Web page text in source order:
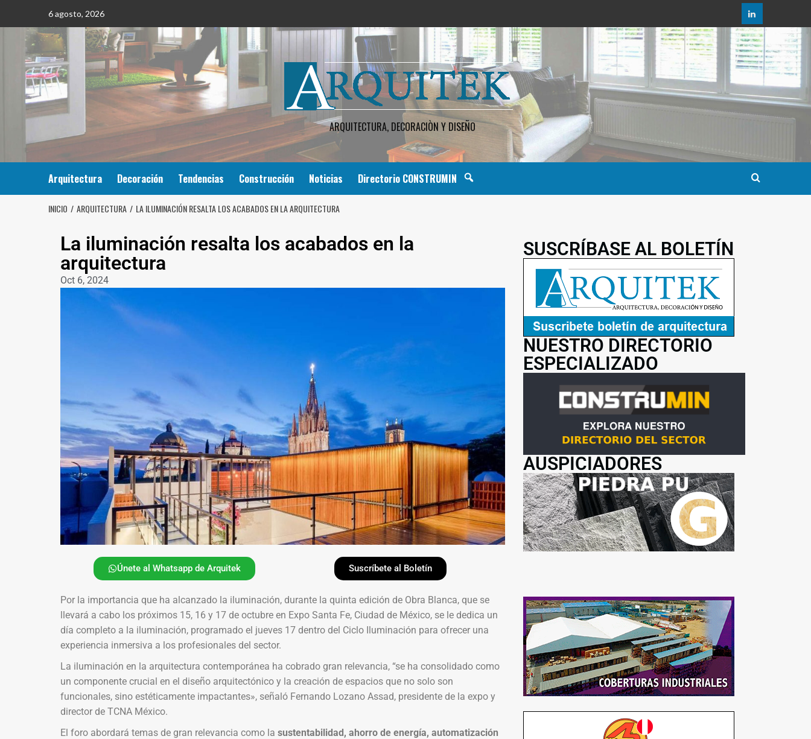
6 agosto, 2026
ARQUITECTURA, DECORACIÒN Y DISEÑO
Arquitectura Decoración Tendencias Construcción Noticias Directorio CONSTRUMIN
INICIO ARQUITECTURA LA ILUMINACIÓN RESALTA LOS ACABADOS EN LA ARQUITECTURA
La iluminación resalta los acabados en la
arquitectura
Oct 6, 2024
Únete al Whatsapp de Arquitek Suscríbete al Boletín
Por la importancia que ha alcanzado la iluminación, durante la quinta edición de Obra Blanca, que se
llevará a cabo los próximos 15, 16 y 17 de octubre en Expo Santa Fe, Ciudad de México, se le dedica un
día completo a la iluminación, programado el jueves 17 dentro del Ciclo Iluminación para ofrecer una
experiencia inmersiva a los profesionales del sector.
La iluminación en la arquitectura contemporánea ha cobrado gran relevancia, “se ha consolidado como
un componente crucial en el diseño arquitectónico y la creación de espacios que no solo son
funcionales, sino estéticamente impactantes», señaló Fernando Lozano Assad, presidente de la expo y
director de TCNA México.
El foro abordará temas de gran relevancia como la sustentabilidad, ahorro de energía, automatización
SUSCRÍBASE AL BOLETÍN
NUESTRO DIRECTORIO
ESPECIALIZADO
AUSPICIADORES